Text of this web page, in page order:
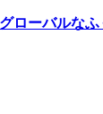
ローバルな